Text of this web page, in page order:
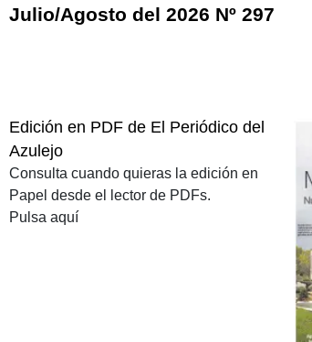
Julio/Agosto del 2026 Nº 297
Edición en PDF de El Periódico del
Azulejo
Consulta cuando quieras la edición en
Papel desde el lector de PDFs.
Pulsa aquí